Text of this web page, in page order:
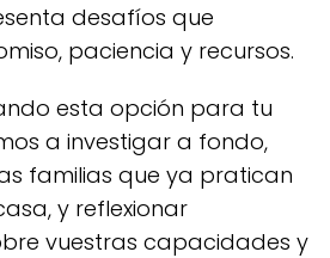
desafíos que
paciencia y recursos.
esta opción para tu
a investigar a fondo,
familias que ya pratican
y reflexionar
vuestras capacidades y